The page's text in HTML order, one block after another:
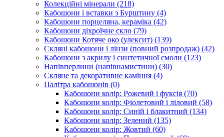
Колекційні мінерали (218)
Кабошони і вставки з Бурштину (4)
Кабошони порцеляна, кераміка (42)
Кабошони діхроїчне скло (79)
Кабошони Котяче око (улексит) (139)
Скляні кабошони і лінзи (повний розпродаж) (42)
Кабошони з акрилу і синтетичної смоли (123)
Напівперлини (напівнамистини) (30)
Скляне та декоративне каміння (4)
Палітра кабошонів (0)
Кабошони колір: Рожевий і фуксія (70)
Кабошони колір: Фіолетовий і ліловий (58)
Кабошони колір: Синій і блакитний (134)
Кабошони колір: Зелений (135)
Кабошони колір: Жовтий (60)